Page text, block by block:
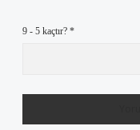
9 - 5 kaçtır? *